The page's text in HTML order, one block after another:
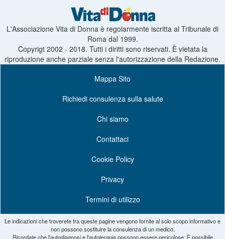
L'Associazione Vita di Donna è regolarmente iscritta al Tribunale di
Roma dal 1999.
Copyrigt 2002 - 2018. Tutti i diritti sono riservati. È vietata la
riproduzione anche parziale senza l'autorizzazione della Redazione.
Mappa Sito
Richiedi consulenza sulla salute
Chi siamo
Contattaci
Cookie Policy
Privacy
Termini di utilizzo
Le indicazioni che troverete tra queste pagine vengono fornite al solo scopo informativo e
non possono sostituire la consulenza di un medico.
Ricordate che l'autodiagnosi e l'autoterapia possono essere pericolose. È possibile